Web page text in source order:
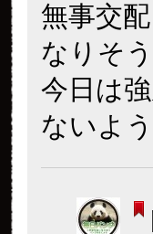
無事交
なりそ
今日は
ないよ